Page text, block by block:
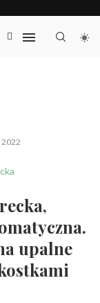
upalne